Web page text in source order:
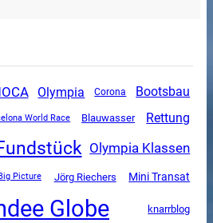
Olympia Corona Bootsbau
World Race Blauwasser Rettung
Olympia Klassen
Big Picture Jörg Riechers Mini Transat
Globe knarrblog